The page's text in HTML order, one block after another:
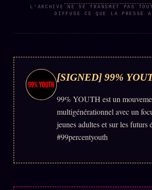
L'ARCHIVE NE SE TRANSMET PAS
DIFFUSE CE QUE LA PRESSE
[SIGNED] 99%
99% YOUTH est un
multigénérationnel avec un
jeunes adultes et sur les futurs
#99percentyouth